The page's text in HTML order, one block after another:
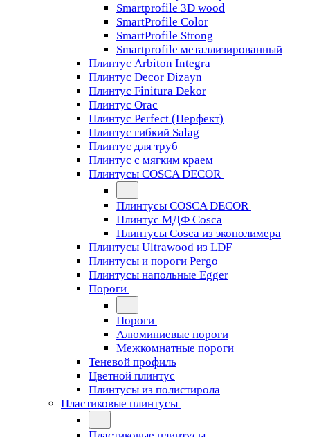
Smartprofile 3D wood
SmartProfile Color
SmartProfile Strong
Smartprofile металлизированный
Плинтус Arbiton Integra
Плинтус Decor Dizayn
Плинтус Finitura Dekor
Плинтус Orac
Плинтус Perfect (Перфект)
Плинтус гибкий Salag
Плинтус для труб
Плинтус с мягким краем
Плинтусы COSCA DECOR
Плинтусы COSCA DECOR
Плинтус МДФ Cosca
Плинтусы Cosca из экополимера
Плинтусы Ultrawood из LDF
Плинтусы и пороги Pergo
Плинтусы напольные Egger
Пороги
Пороги
Алюминиевые пороги
Межкомнатные пороги
Теневой профиль
Цветной плинтус
Плинтусы из полистирола
Пластиковые плинтусы